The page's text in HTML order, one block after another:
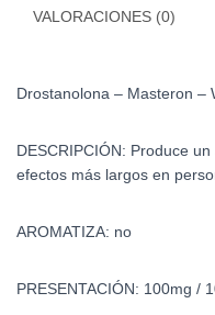
VALORACIONES (0)
Drostanolona – Masteron –
DESCRIPCIÓN: Produce
efectos más largos en
AROMATIZA: no
PRESENTACIÓN: 100mg /